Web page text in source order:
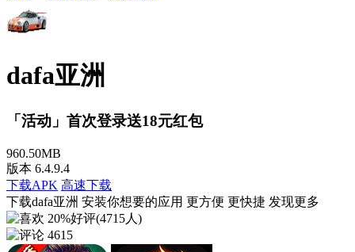
dafa亚洲
「活动」首次登录送18元红包
960.50MB
版本 6.4.9.4
下载APK 高速下载
下载dafa亚洲 安装你想要的应用 更方便 更快捷 发现更多
20%好评(4715人)
4615